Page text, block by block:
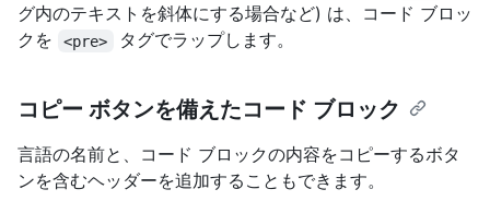
グ内のテキストを斜体にする場合など) は、コード ブロッ
クを
<pre> タグでラップします。
コピー ボタンを備えたコード ブロック
言語の名前と、コード ブロックの内容をコピーするボタ
ンを含むヘッダーを追加することもできます。